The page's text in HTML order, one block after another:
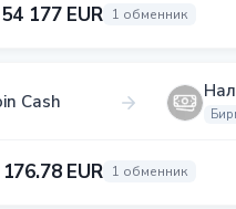
177 EUR 1 обменник
Cash
EUR 1 обменник